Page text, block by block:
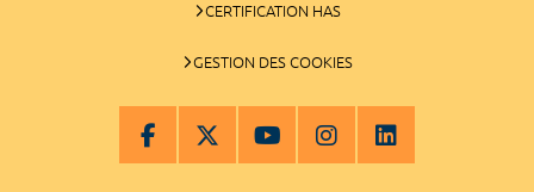
CERTIFICATION HAS
GESTION DES COOKIES